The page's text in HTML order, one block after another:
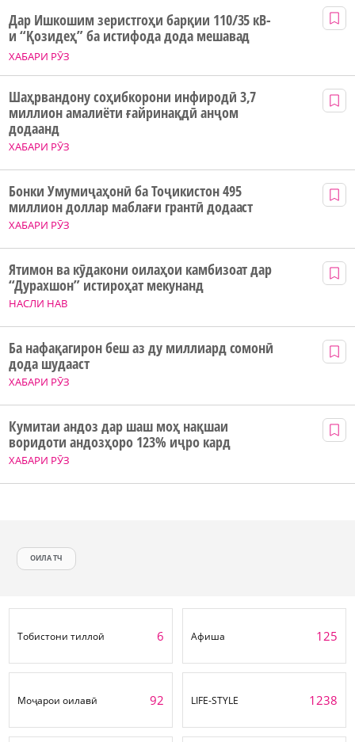
ХАБАРИ РӮЗ
Дар Ишкошим зеристгоҳи барқии 110/35 кВ-
и “Қозидеҳ” ба истифода дода мешавад
ХАБАРИ РӮЗ
Шаҳрвандону соҳибкорони инфиродӣ 3,7
миллион амалиёти ғайринақдӣ анҷом
додаанд
ХАБАРИ РӮЗ
Бонки Умумиҷаҳонӣ ба Тоҷикистон 495
миллион доллар маблағи грантӣ додааст
НАСЛИ НАВ
Ятимон ва кӯдакони оилаҳои камбизоат дар
“Дурахшон” истироҳат мекунанд
ХАБАРИ РӮЗ
Ба нафақагирон беш аз ду миллиард сомонӣ
дода шудааст
ХАБАРИ РӮЗ
Кумитаи андоз дар шаш моҳ нақшаи
воридоти андозҳоро 123% иҷро кард
ОИЛА ТЧ
Тобистони тиллоӣ 6 Афиша 125
Моҷарои оилавӣ 92 LIFE-STYLE 1238